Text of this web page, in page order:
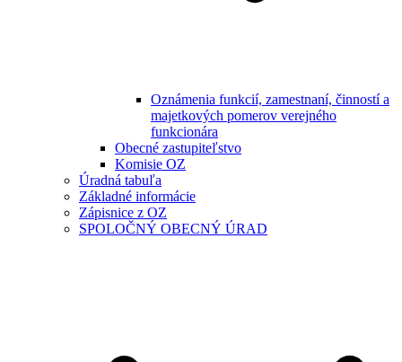
Oznámenia funkcií, zamestnaní, činností a
majetkových pomerov verejného
funkcionára
Obecné zastupiteľstvo
Komisie OZ
Úradná tabuľa
Základné informácie
Zápisnice z OZ
SPOLOČNÝ OBECNÝ ÚRAD